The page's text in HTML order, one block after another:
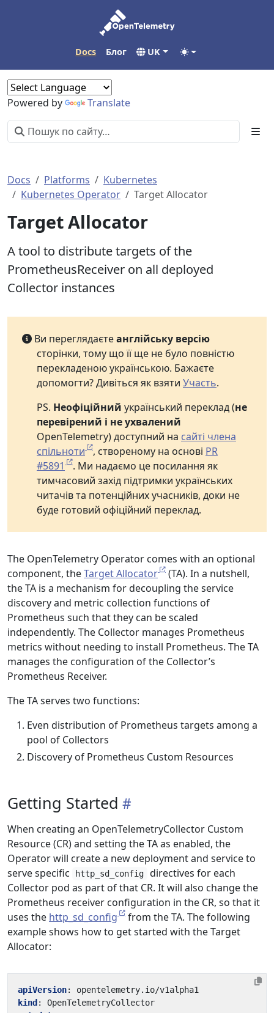
Docs Блог UK
Powered by Translate
Docs Platforms
Kubernetes
Kubernetes Operator
Target Allocator
Target Allocator
A tool to distribute targets of the
PrometheusReceiver on all deployed
Collector instances
Ви переглядаєтеанглійську версію
сторінки, тому що її ще не було повністю
перекладеною українською. Бажаєте
допомогти? Дивіться як взяти Участь.
PS. Неофіційний український переклад (не
перевірений і не ухвалений
OpenTelemetry) доступний на сайті члена
спільноти
, створеному на основі PR
#5891
. Ми надаємо це посилання як
тимчасовий захід підтримки українських
читачів та потенційних учасників, доки не
буде готовий офіційний переклад.
The OpenTelemetry Operator comes with an optional
component, theTarget Allocator
(TA). In a nutshell,
the TA is a mechanism for decoupling the service
discovery and metric collection functions of
Prometheus such that they can be scaled
independently. The Collector manages Prometheus
metrics without needing to install Prometheus. The TA
manages the configuration of the Collector’s
Prometheus Receiver.
The TA serves two functions:
Even distribution of Prometheus targets among a
pool of Collectors
Discovery of Prometheus Custom Resources
Getting Started
When creating an OpenTelemetryCollector Custom
Resource (CR) and setting the TA as enabled, the
Operator will create a new deployment and service to
serve specific
http_sd_config
directives for each
Collector pod as part of that CR. It will also change the
Prometheus receiver configuration in the CR, so that it
uses the http_sd_config
from the TA. The following
example shows how to get started with the Target
Allocator:
apiVersion:
opentelemetry.io/v1alpha1
kind :
OpenTelemetryCollector